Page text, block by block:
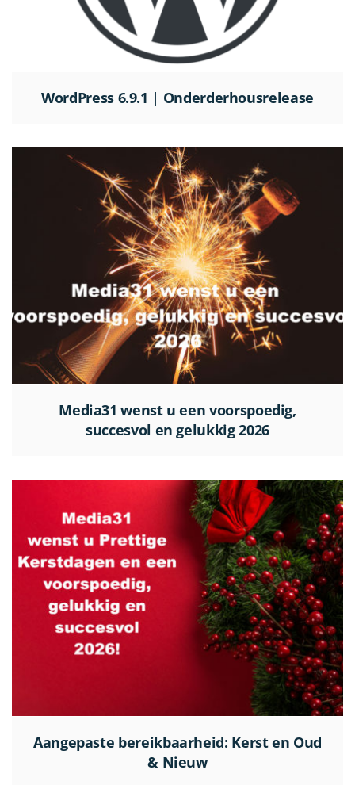
WordPress 6.9.1 | Onderderhousrelease
Media31 wenst u een voorspoedig,
succesvol en gelukkig 2026
Aangepaste bereikbaarheid: Kerst en Oud
& Nieuw